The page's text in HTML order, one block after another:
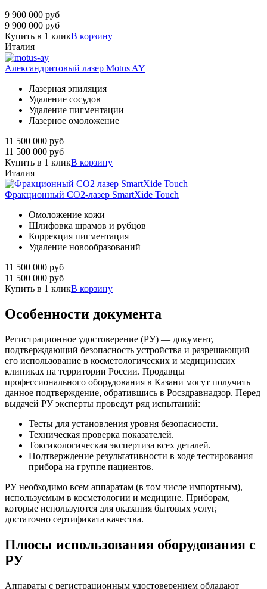
9 900 000 руб
9 900 000 руб
Купить в 1 кликВ корзину
Италия
Александритовый лазер Motus AY
Лазерная эпиляция
Удаление сосудов
Удаление пигментации
Лазерное омоложение
11 500 000 руб
11 500 000 руб
Купить в 1 кликВ корзину
Италия
Фракционный СО2-лазер SmartXide Touch
Омоложение кожи
Шлифовка шрамов и рубцов
Коррекция пигментация
Удаление новообразований
11 500 000 руб
11 500 000 руб
Купить в 1 кликВ корзину
Особенности документа
Регистрационное удостоверение (РУ) — документ,
подтверждающий безопасность устройства и разрешающий
его использование в косметологических и медицинских
клиниках на территории России. Продавцы
профессионального оборудования в Казани могут получить
данное подтверждение, обратившись в Росздравнадзор. Перед
выдачей РУ эксперты проведут ряд испытаний:
Тесты для установления уровня безопасности.
Техническая проверка показателей.
Токсикологическая экспертиза всех деталей.
Подтверждение результативности в ходе тестирования
прибора на группе пациентов.
РУ необходимо всем аппаратам (в том числе импортным),
используемым в косметологии и медицине. Приборам,
которые используются для оказания бытовых услуг,
достаточно сертификата качества.
Плюсы использования оборудования с
РУ
Аппараты с регистрационным удостоверением обладают